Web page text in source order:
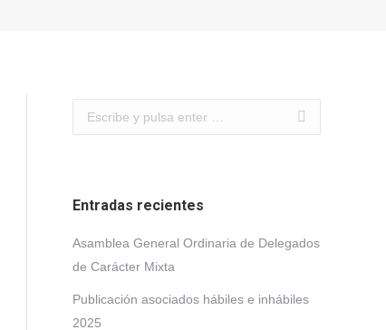
Buscar:
Entradas recientes
Asamblea General Ordinaria de Delegados
de Carácter Mixta
Publicación asociados hábiles e inhábiles
2025